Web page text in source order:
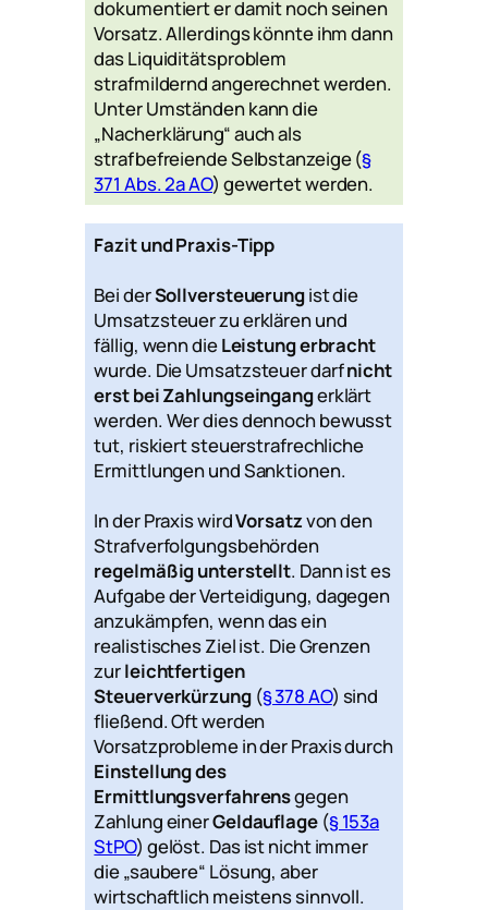
dokumentiert er damit noch seinen
Vorsatz. Allerdings könnte ihm dann
das Liquiditätsproblem
strafmildernd angerechnet werden.
Unter Umständen kann die
„Nacherklärung“ auch als
strafbefreiende Selbstanzeige (§
371 Abs. 2a AO) gewertet werden.
Fazit und Praxis-Tipp
Bei derSollversteuerungist die
Umsatzsteuer zu erklären und
fällig, wenn dieLeistung erbracht
wurde. Die Umsatzsteuer darfnicht
erst bei Zahlungseingangerklärt
werden. Wer dies dennoch bewusst
tut, riskiert steuerstrafrechliche
Ermittlungen und Sanktionen.
In der Praxis wirdVorsatzvon den
Strafverfolgungsbehörden
regelmäßig unterstellt. Dann ist es
Aufgabe der Verteidigung, dagegen
anzukämpfen, wenn das ein
realistisches Ziel ist. Die Grenzen
zurleichtfertigen
Steuerverkürzung(§ 378 AO) sind
fließend. Oft werden
Vorsatzprobleme in der Praxis durch
Einstellung des
Ermittlungsverfahrensgegen
Zahlung einerGeldauflage (§ 153a
StPO) gelöst. Das ist nicht immer
die „saubere“ Lösung, aber
wirtschaftlich meistens sinnvoll.